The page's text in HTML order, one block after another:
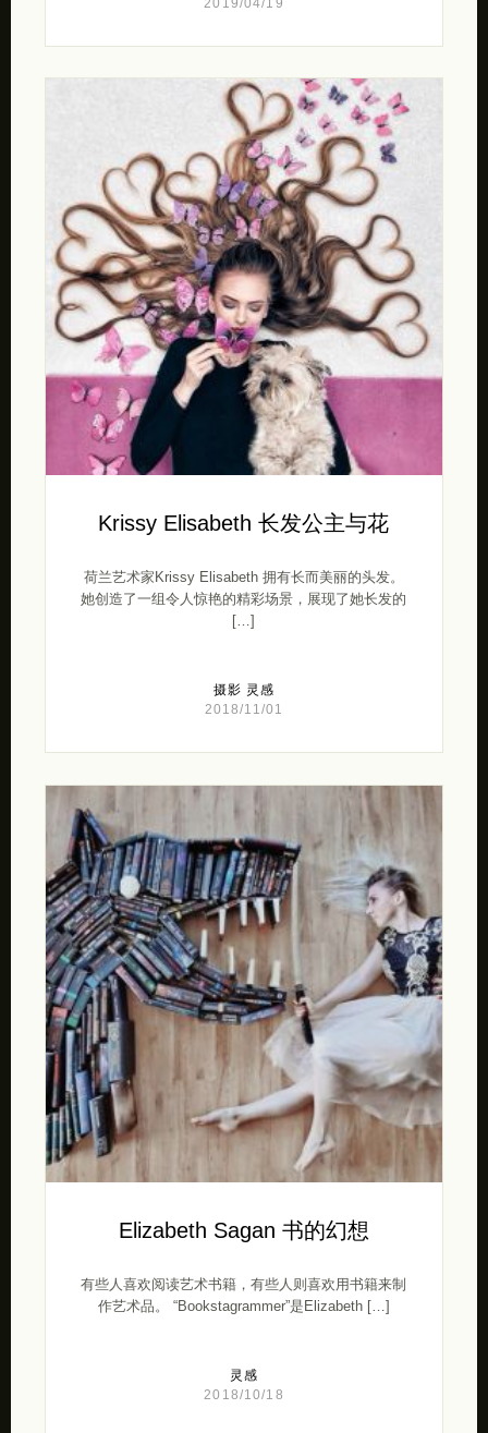
2019/04/19
Krissy Elisabeth 长发公主与花
荷兰艺术家Krissy Elisabeth 拥有长而美丽的头发。
她创造了一组令人惊艳的精彩场景，展现了她长发的
[…]
摄影 灵感
2018/11/01
Elizabeth Sagan 书的幻想
有些人喜欢阅读艺术书籍，有些人则喜欢用书籍来制
作艺术品。 “Bookstagrammer”是Elizabeth […]
灵感
2018/10/18